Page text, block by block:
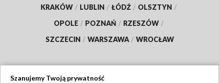
KRAKÓW / LUBLIN / ŁÓDŹ / OLSZTYN /
OPOLE / POZNAŃ / RZESZÓW /
SZCZECIN / WARSZAWA / WROCŁAW
Szanujemy Twoją prywatność